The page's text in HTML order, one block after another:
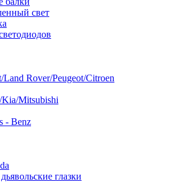
свет
Land Rover/Peugeot/Citroen
Mitsubishi
- Benz
глазки